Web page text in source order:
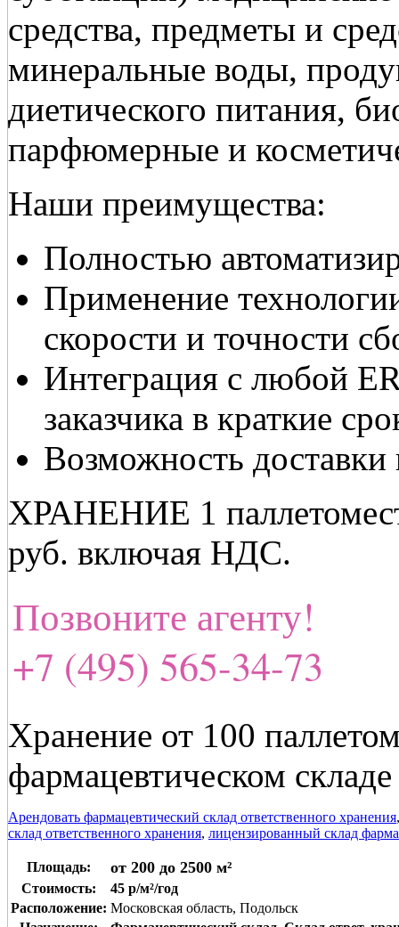
средства, предметы и
минеральные воды,
диетического питания,
парфюмерные и
Наши преимущества:
Полностью
Применение
скорости и точности
Интеграция с любой
заказчика в краткие
Возможность доставки
ХРАНЕНИЕ 1
руб. включая НДС.
Позвоните агенту!
+7 (495) 565-34-73
Хранение от 100
фармацевтическом
Арендовать фармацевтический склад ответственного хранения
склад ответственного хранения, лицензированный склад
Площадь: от 200 до 2500 м²
Стоимость:
45 р/м²/год
Расположение: Московская область, Подольск